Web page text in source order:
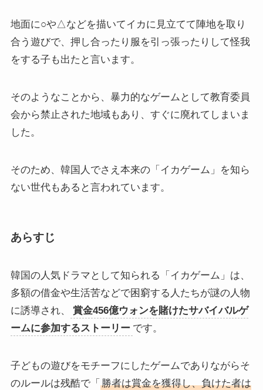
地面に○や△などを描いてイカに見立てて陣地を取り
合う遊びで、押し合ったり服を引っ張ったりして怪我
をする子も出たと言います。
そのようなことから、暴力的なゲームとして教育委員
会から禁止された地域もあり、すぐに廃れてしまいま
した。
そのため、韓国人でさえ本来の「イカゲーム」を知ら
ない世代もあると言われています。
あらすじ
韓国の人気ドラマとして知られる「イカゲーム」は、
多額の借金や生活苦などで困窮する人たちが謎の人物
に誘導され、
賞金456億ウォンを賭けたサバイバルゲ
ームに参加するストーリー です。
子どもの遊びをモチーフにしたゲームでありながらそ
のルールは残酷で「 勝者は賞金を獲得し、負けた者は